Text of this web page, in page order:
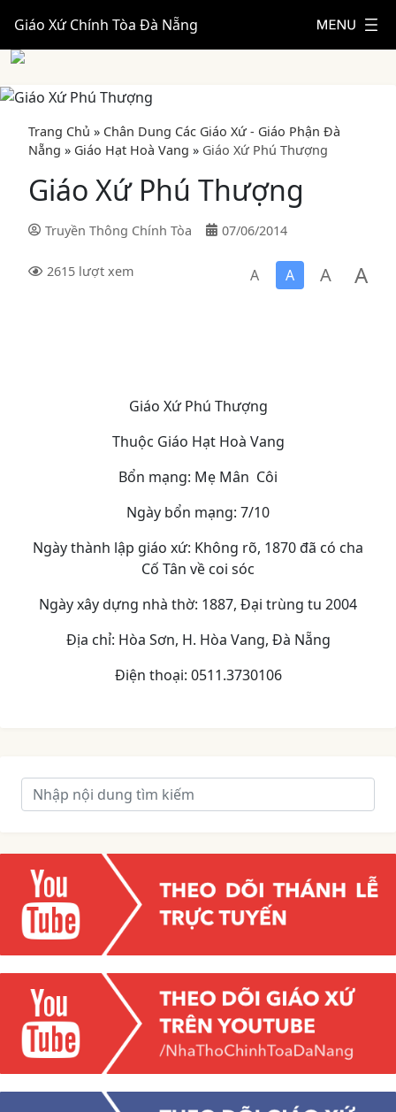
Giáo Xứ Chính Tòa Đà Nẵng
Trang Chủ » Chân Dung Các Giáo Xứ - Giáo Phận Đà
Nẵng » Giáo Hạt Hoà Vang » Giáo Xứ Phú Thượng
Giáo Xứ Phú Thượng
Truyền Thông Chính Tòa 07/06/2014
2615 lượt xem A A A A
Giáo Xứ Phú Thượng
Thuộc Giáo Hạt Hoà Vang
Bổn mạng: Mẹ Mân Côi
Ngày bổn mạng: 7/10
Ngày thành lập giáo xứ: Không rõ, 1870 đã có cha
Cố Tân về coi sóc
Ngày xây dựng nhà thờ: 1887, Đại trùng tu 2004
Địa chỉ: Hòa Sơn, H. Hòa Vang, Đà Nẵng
Điện thoại: 0511.3730106